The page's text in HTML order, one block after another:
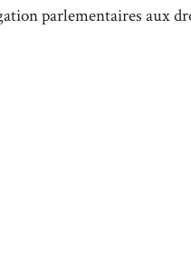
parlementaires aux